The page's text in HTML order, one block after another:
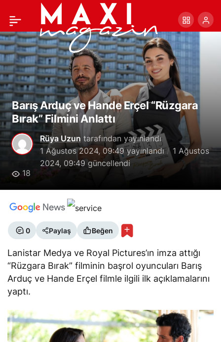
Barış Arduç ve Hande Erçel “Rüzgara
Bırak” Filmini Anlattı
Rüya Uzuntarafından yayınlandı
1 Ağustos 2024, 09:49yayınlandı
1 Ağustos
2024, 09:49 güncellendi
18
0 Paylaş Beğen
Lanistar Medya ve Royal Pictures’ın imza attığı
“Rüzgara Bırak” filminin başrol oyuncuları Barış
Arduç ve Hande Erçel filmle ilgili ilk açıklamalarını
yaptı.
2 Ağustos’ta Vizyona
Girecek Filmler
Paylaş